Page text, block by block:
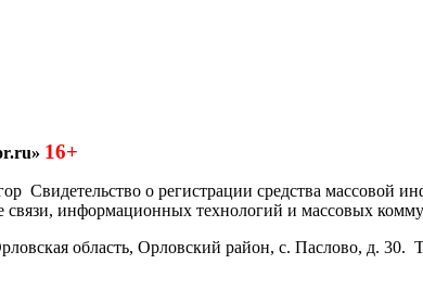
16+
Свидетельство о регистрации средства
информационных технологий и массовых
область, Орловский район, с. Паслово, д. 30.